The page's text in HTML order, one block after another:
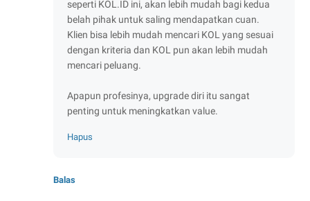
seperti KOL.ID ini, akan lebih mudah bagi kedua
belah pihak untuk saling mendapatkan cuan.
Klien bisa lebih mudah mencari KOL yang sesuai
dengan kriteria dan KOL pun akan lebih mudah
mencari peluang.
Apapun profesinya, upgrade diri itu sangat
penting untuk meningkatkan value.
Hapus
Balas